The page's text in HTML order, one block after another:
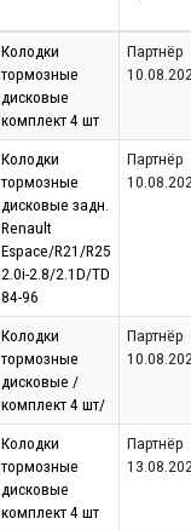
Колодки
тормозные
дисковые
комплект 4 шт
Партнёр
Колодки
тормозные
дисковые задн.
Renault
Espace/R21/R25
2.0i-2.8/2.1D/TD
84-96
Партнёр
Колодки
тормозные
дисковые /
комплект 4 шт/
Партнёр
Колодки
тормозные
дисковые
комплект 4 шт
Партнёр